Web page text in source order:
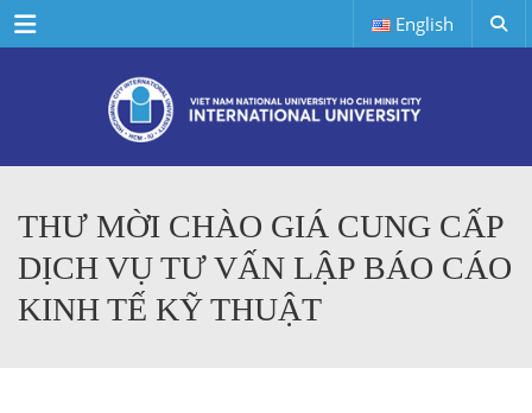
Menu English
THƯ MỜI CHÀO GIÁ CUNG CẤP
DỊCH VỤ TƯ VẤN LẬP BÁO CÁO
KINH TẾ KỸ THUẬT